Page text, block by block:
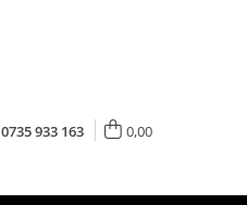
0735 933 163 0,00